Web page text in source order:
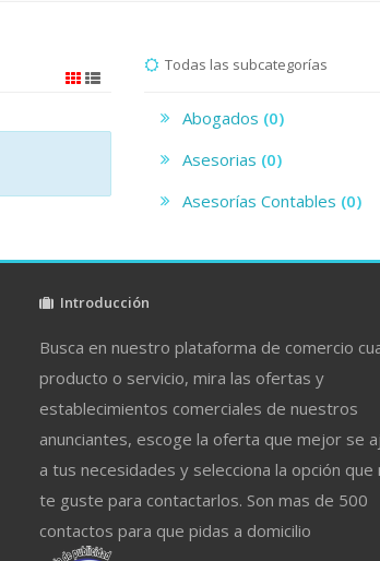
Todas las subcategorías
Abogados
(0)
Asesorias
(0)
Asesorías Contables
(0)
Introducción
Busca en nuestro plataforma de comercio
producto o servicio, mira las ofertas y
establecimientos comerciales de nuestros
anunciantes, escoge la oferta que mejor se
a tus necesidades y selecciona la opción que
te guste para contactarlos. Son mas de 500
contactos para que pidas a domicilio